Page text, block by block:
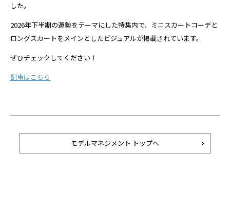
した。
2026年下半期の運勢をテーマにした特集内で、ミニスカートコーデと
ロングスカートをメインとしたビジュアルが掲載されています。
ぜひチェックしてください！
記事はこちら
モデルマネジメント トップへ